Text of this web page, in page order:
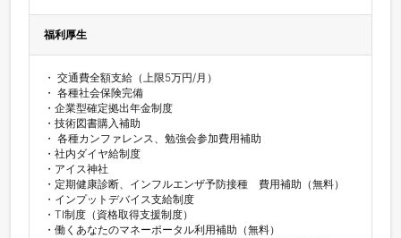
福利厚生
・ 交通費全額支給（上限5万円/月）
・ 各種社会保険完備
・企業型確定拠出年金制度
・技術図書購入補助
・ 各種カンファレンス、勉強会参加費用補助
・社内ダイヤ給制度
・アイス神社
・定期健康診断、インフルエンザ予防接種　費用補助（無料）
・インプットデバイス支給制度
・TI制度（資格取得支援制度）
・働くあなたのマネーポータル利用補助（無料）